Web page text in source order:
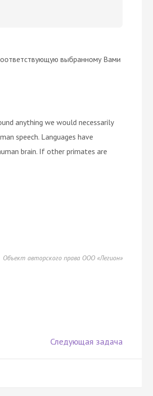
выбранному Вами
anything we would necessarily
speech. Languages have
brain. If other primates are
Объект авторского права ООО «Легион»
Следующая задача